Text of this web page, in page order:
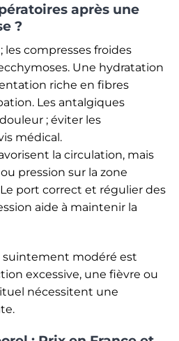
après une
?
les compresses froides
Une hydratation
riche en fibres
Les antalgiques
; éviter les
médical.
la circulation, mais
pression sur la zone
port correct et régulier des
aide à maintenir la
modéré est
excessive, une fièvre ou
nécessitent une